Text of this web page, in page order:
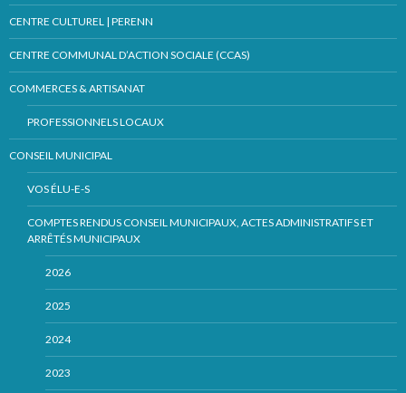
CENTRE CULTUREL | PERENN
CENTRE COMMUNAL D’ACTION SOCIALE (CCAS)
COMMERCES & ARTISANAT
PROFESSIONNELS LOCAUX
CONSEIL MUNICIPAL
VOS ÉLU-E-S
COMPTES RENDUS CONSEIL MUNICIPAUX, ACTES ADMINISTRATIFS ET
ARRÊTÉS MUNICIPAUX
2026
2025
2024
2023